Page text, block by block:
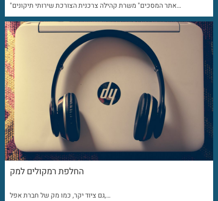
"אתר המסכים" משרת קהילה צרכנית הצורכת שירותי תיקונים…
החלפת רמקולים למק
גם ציוד יקר, כמו מק של חברת אפל,…